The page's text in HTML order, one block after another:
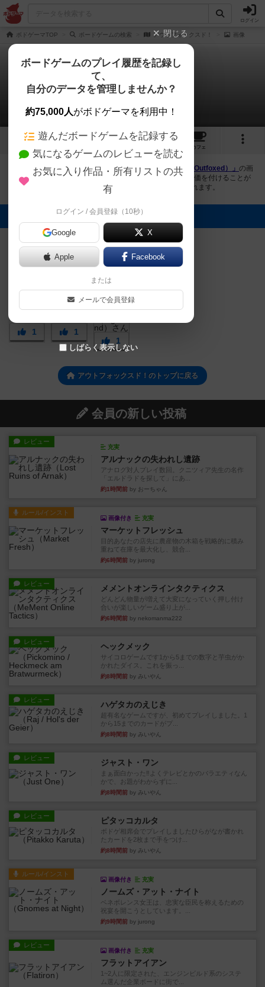
ログイン
ボドゲーマTOP ボードゲームの検索 アウトフォックスド！ 画像
アウトフォックスド！
3件の画像
3 2
カフェ
ボドゲーマにログインすると、 「アウトフォックスド！（Outfoxed）」 の画
像をアップロード出来たり、他のユーザーの投稿画像に評価を付けることが
できます。また、トップ6の画像は様々なページで表示されます。
トップに表示される画像
まつなが
1
まつなが
1
1
アウトフォックスド！のトップに戻る
会員の新しい投稿
レビュー
充実
アルナックの失われし遺跡
アナログ対人プレイ数回。クニツィア先生の名作
「エルドラドを探して」にあ...
約1時間前 by おーちゃん
ルール/インスト
画像付き 充実
マーケットフレッシュ
目的あなたの店先に農産物の木箱を戦略的に積み
重ねて在庫を最大化し、競合...
約6時間前 by jurong
レビュー メメントオンラインタクティクス
どんどん物量が増えて大変になっていく押し付け
合いが楽しいゲーム盛り上が...
約6時間前 by nekomanma222
レビュー ヘックメック
サイコロゲームです1から5までの数字と芋虫がか
かれたダイス。これを振っ...
約8時間前 by みいやん
レビュー ハゲタカのえじき
超有名なゲームですが、初めてプレイしました。1
から15までのカードがプ...
約8時間前 by みいやん
レビュー ジャスト・ワン
まぁ面白かった‼️よくテレビとかのバラエティなん
かで、お題がわからずに...
約8時間前 by みいやん
レビュー ピタッコカルタ
ボドゲ相席会でプレイしましたひらがなが書かれ
たカードを2枚まで手をつけ...
約8時間前 by みいやん
ルール/インスト
画像付き 充実
ノームズ・アット・ナイト
ベネボレンス女王は、忠実な臣民を称えるための
祝宴を開こうとしています。...
約9時間前 by jurong
レビュー
画像付き 充実
フラットアイアン
1~2人に限定された、エンジンビルド系のシステ
ム選んだ企業ボードに街で...
閉じる
ボードゲームのプレイ履歴を記録し
て、
自分のデータを管理しませんか？
約75,000人がボドゲーマを利用中！
遊んだボードゲームを記録する
気になるゲームのレビューを読む
お気に入り作品・所有リストの共
有
ログイン / 会員登録（10秒）
Google X
Apple Facebook
または
メールで会員登録
しばらく表示しない